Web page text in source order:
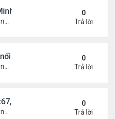
Tuyết đi sự kiện
pm
0
Trả lời
tiếng bị tịch thu quang gánh
pm
0
Trả lời
mê dưỡng da chẳng kém
pm
0
Trả lời